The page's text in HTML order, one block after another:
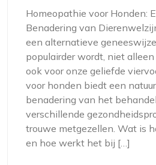
Homeopathie voor Honden:
Benadering van
een alternatieve
populairder wordt, niet
ook voor onze geliefde
voor honden biedt een
benadering van het
verschillende
trouwe metgezellen. Wat is
en hoe werkt het bij […]